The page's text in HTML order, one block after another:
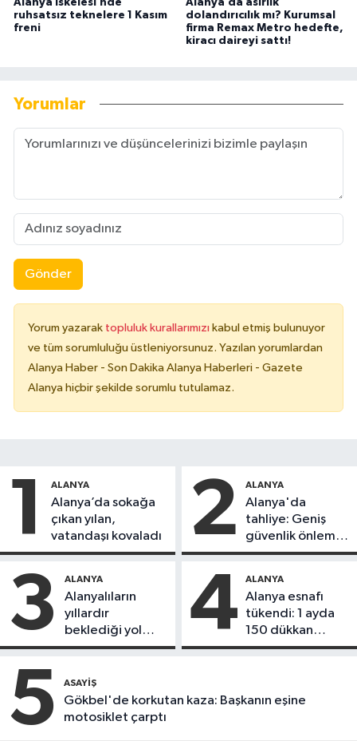
ruhsatsız teknelere 1 Kasım
freni
dolandırıcılık mı? Kurumsal
firma Remax Metro hedefte,
kiracı daireyi sattı!
Yorumlar
Gönder
Yorum yazarak topluluk kurallarımızı kabul etmiş bulunuyor
ve tüm sorumluluğu üstleniyorsunuz. Yazılan yorumlardan
Alanya Haber - Son Dakika Alanya Haberleri - Gazete
Alanya hiçbir şekilde sorumlu tutulamaz.
1 ALANYA
Alanya’da sokağa
çıkan yılan,
vatandaşı kovaladı
2 ALANYA
Alanya'da
tahliye: Geniş
güvenlik önlemi
alındı
3 ALANYA
Alanyalıların
yıllardır
beklediği yol
askıdan döndü
4 ALANYA
Alanya esnafı
tükendi: 1 ayda
150 dükkan
kapandı
5 ASAYIŞ
Gökbel'de korkutan kaza: Başkanın eşine
motosiklet çarptı